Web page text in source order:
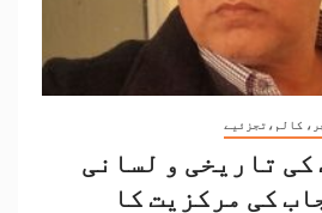
کالم،تجزئیے
تاریخی و لسانی
کی مرکزیت کا